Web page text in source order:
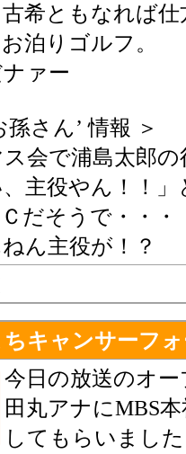
希ともなれば
泊りゴルフ。
ァー
孫さん’ 情報 ＞
会で浦島太郎
、主役やん！！
だそうで・・・
ん主役が！？
キャンサーフ
今日の放送のオ
田丸アナにMBS
してもらいまし